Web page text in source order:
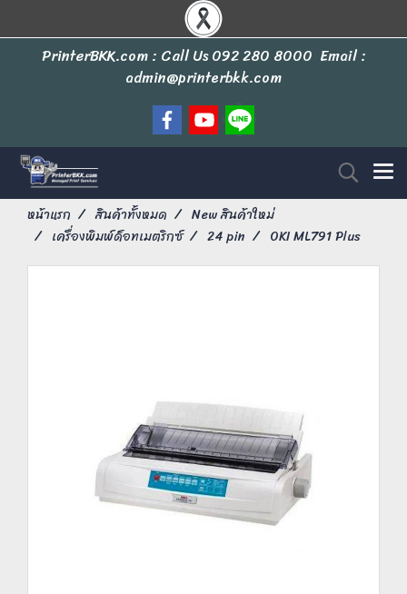
PrinterBKK.com : Call Us092 280 8000 Email :
admin@printerbkk.com
หน้าแรก สินค้าทั้งหมด
New สินค้าใหม่
เครื่องพิมพ์ด็อทเมตริกซ์
24 pin OKI ML791 Plus